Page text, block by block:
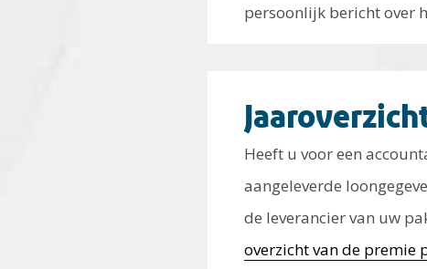
persoonlijk bericht over
Heeft u voor een
aangeleverde
de leverancier van uw
overzicht van de premie